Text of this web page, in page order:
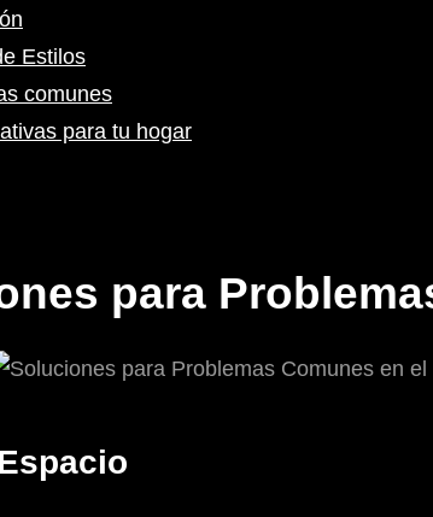
Estilos
comunes
para tu hogar
para